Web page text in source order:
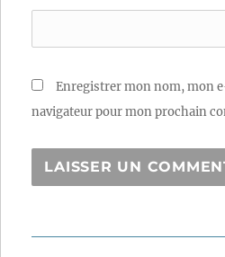
Enregistrer mon nom, mon
navigateur pour mon prochain